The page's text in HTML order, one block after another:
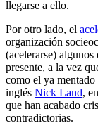
llegarse a ello.
Por otro lado, el
organización
(acelerarse) algunos
presente, a la vez
como el ya
inglés Nick Land,
que han acabado
contradictorias.